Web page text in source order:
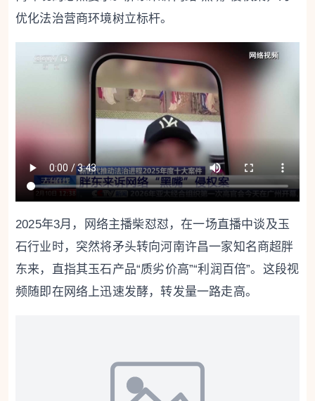
优化法治营商环境树立标杆。
2025年3月，网络主播柴怼怼，在一场直播中谈及玉
石行业时，突然将矛头转向河南许昌一家知名商超胖
东来，直指其玉石产品“质劣价高”“利润百倍”。这段视
频随即在网络上迅速发酵，转发量一路走高。